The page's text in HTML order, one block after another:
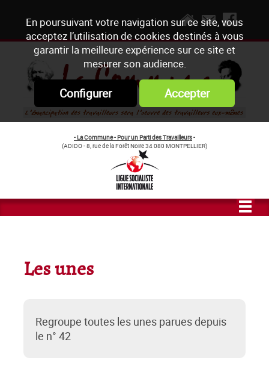
En poursuivant votre navigation sur ce site, vous
acceptez l’utilisation de cookies destinés à vous
garantir la meilleure expérience sur ce site et
mesurer son audience.
Configurer Accepter
- La Commune - Pour un Parti des Travailleurs-
(ADIDO - 8, rue de la Forêt Noire 34 080 MONTPELLIER)
Les unes
Regroupe toutes les unes parues depuis
le n° 42